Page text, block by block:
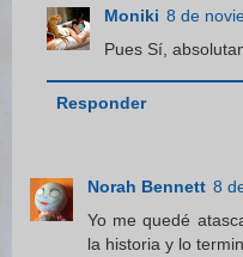
Moniki 8 de
Pues Sí,
Responder
Norah Bennett 8
Yo me quedé
la historia y lo